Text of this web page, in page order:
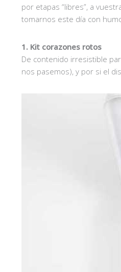
por etapas “libres”, a
tomarnos este día con
1. Kit corazones rotos
De contenido irresistible
nos pasemos), y por si el